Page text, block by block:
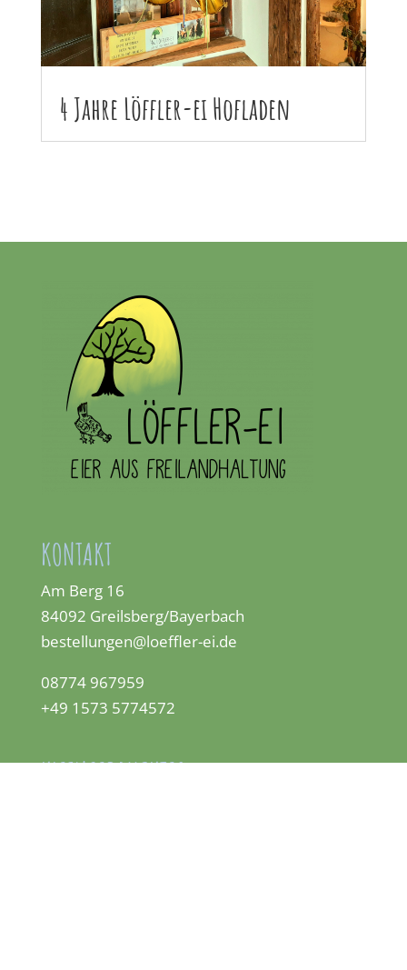
4 Jahre Löffler-ei Hofladen
KONTAKT
Am Berg 16
84092 Greilsberg/Bayerbach
bestellungen@loeffler-ei.de
08774 967959
+49 1573 5774572
KLEINGEDRUCKTES